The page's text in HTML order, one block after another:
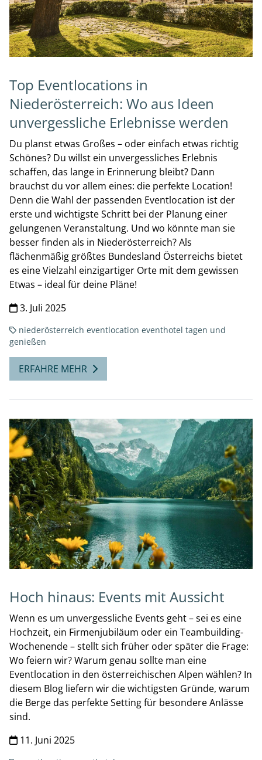
Top Eventlocations in
Niederösterreich: Wo aus Ideen
unvergessliche Erlebnisse werden
Du planst etwas Großes – oder einfach etwas richtig
Schönes? Du willst ein unvergessliches Erlebnis
schaffen, das lange in Erinnerung bleibt? Dann
brauchst du vor allem eines: die perfekte Location!
Denn die Wahl der passenden Eventlocation ist der
erste und wichtigste Schritt bei der Planung einer
gelungenen Veranstaltung. Und wo könnte man sie
besser finden als in Niederösterreich? Als
flächenmäßig größtes Bundesland Österreichs bietet
es eine Vielzahl einzigartiger Orte mit dem gewissen
Etwas – ideal für deine Pläne!
3. Juli 2025
niederösterreich eventlocation eventhotel tagen und
genießen
ERFAHRE MEHR
Hoch hinaus: Events mit Aussicht
Wenn es um unvergessliche Events geht – sei es eine
Hochzeit, ein Firmenjubiläum oder ein Teambuilding-
Wochenende – stellt sich früher oder später die Frage:
Wo feiern wir? Warum genau sollte man eine
Eventlocation in den österreichischen Alpen wählen? In
diesem Blog liefern wir die wichtigsten Gründe, warum
die Berge das perfekte Setting für besondere Anlässe
sind.
11. Juni 2025